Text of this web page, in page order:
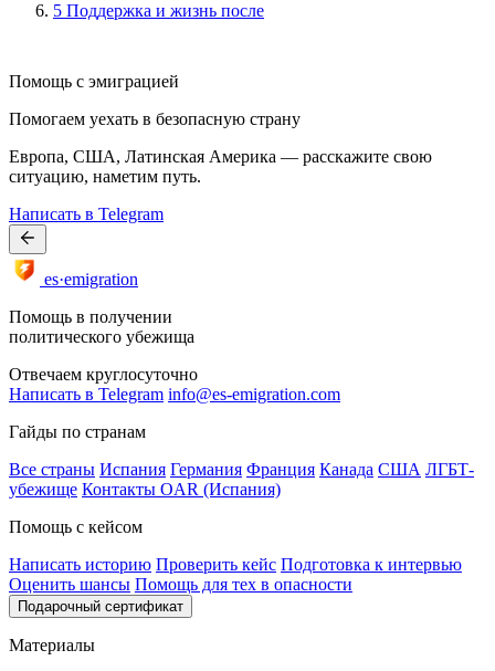
5 Поддержка и жизнь после
Помощь с эмиграцией
Помогаем уехать в безопасную страну
Европа, США, Латинская Америка — расскажите свою
ситуацию, наметим путь.
Написать в Telegram
es·emigration
Помощь в получении
политического убежища
Отвечаем круглосуточно
Написать в Telegram info@es-emigration.com
Гайды по странам
Все страны Испания Германия Франция Канада США ЛГБТ-
убежище Контакты OAR (Испания)
Помощь с кейсом
Написать историю Проверить кейс Подготовка к интервью
Оценить шансы Помощь для тех в опасности
Подарочный сертификат
Материалы